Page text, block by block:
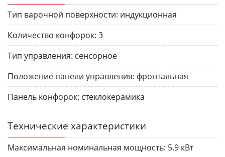
Тип варочной поверхности: индукционная
Количество конфорок: 3
Тип управления: сенсорное
Положение панели управления: фронтальная
Панель конфорок: стеклокерамика
Технические характеристики
Максимальная номинальная мощность: 5.9 кВт